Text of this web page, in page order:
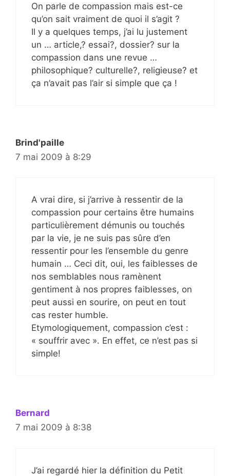
On parle de compassion mais est-ce
qu’on sait vraiment de quoi il s’agit ?
Il y a quelques temps, j’ai lu justement
un … article,? essai?, dossier? sur la
compassion dans une revue …
philosophique? culturelle?, religieuse? et
ça n’avait pas l’air si simple que ça !
Brind'paille
7 mai 2009 à 8:29
A vrai dire, si j’arrive à ressentir de la
compassion pour certains être humains
particulièrement démunis ou touchés
par la vie, je ne suis pas sûre d’en
ressentir pour les l’ensemble du genre
humain … Ceci dit, oui, les faiblesses de
nos semblables nous ramènent
gentiment à nos propres faiblesses, on
peut aussi en sourire, on peut en tout
cas rester humble.
Etymologiquement, compassion c’est :
« souffrir avec ». En effet, ce n’est pas si
simple!
Bernard
7 mai 2009 à 8:38
J’ai regardé hier la définition du Petit